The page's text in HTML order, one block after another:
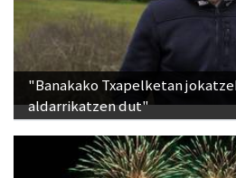
"Banakako Txapelketan
aldarrikatzen dut"